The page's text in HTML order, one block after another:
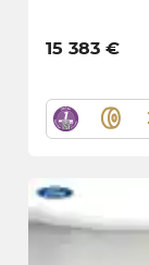
15 383 €